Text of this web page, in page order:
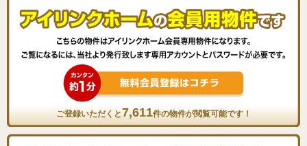
ご登録いただくと7,611件の物件が閲覧可能です！